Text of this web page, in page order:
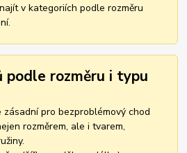
v kategoriích podle rozměru
podle rozměru i typu
pro bezproblémový chod
rozměrem, ale i tvarem,